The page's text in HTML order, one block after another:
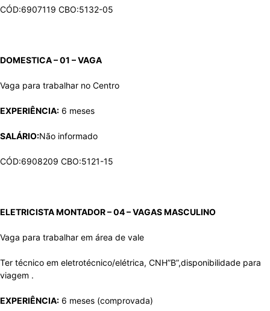
CÓD:6907119 CBO:5132-05
DOMESTICA – 01 – VAGA
Vaga para trabalhar no Centro
EXPERIÊNCIA: 6 meses
SALÁRIO:Não informado
CÓD:6908209 CBO:5121-15
ELETRICISTA MONTADOR – 04 – VAGASMASCULINO
Vaga para trabalhar em área de vale
Ter técnico em eletrotécnico/elétrica, CNH”B”,disponibilidade para
viagem .
EXPERIÊNCIA: 6 meses (comprovada)